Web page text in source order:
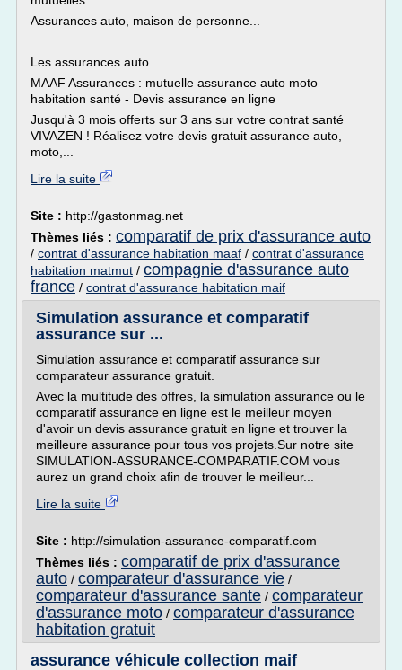
Assurances auto, maison de personne...
Les assurances auto
MAAF Assurances : mutuelle assurance auto moto
habitation santé - Devis assurance en ligne
Jusqu'à 3 mois offerts sur 3 ans sur votre contrat santé
VIVAZEN ! Réalisez votre devis gratuit assurance auto,
moto,...
Lire la suite
Site : http://gastonmag.net
Thèmes liés : comparatif de prix d'assurance auto
/ contrat d'assurance habitation maaf / contrat d'assurance
habitation matmut / compagnie d'assurance auto
france / contrat d'assurance habitation maif
Simulation assurance et comparatif
assurance sur ...
Simulation assurance et comparatif assurance sur
comparateur assurance gratuit.
Avec la multitude des offres, la simulation assurance ou le
comparatif assurance en ligne est le meilleur moyen
d'avoir un devis assurance gratuit en ligne et trouver la
meilleure assurance pour tous vos projets.Sur notre site
SIMULATION-ASSURANCE-COMPARATIF.COM vous
aurez un grand choix afin de trouver le meilleur...
Lire la suite
Site : http://simulation-assurance-comparatif.com
Thèmes liés : comparatif de prix d'assurance
auto / comparateur d'assurance vie /
comparateur d'assurance sante / comparateur
d'assurance moto / comparateur d'assurance
habitation gratuit
assurance véhicule collection maif